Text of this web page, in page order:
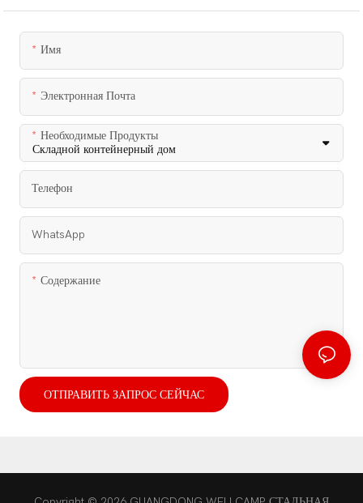
Имя
Электронная Почта
Необходимые Продукты
Телефон
WhatsApp
Содержание
ОТПРАВИТЬ ЗАПРОС СЕЙЧАС